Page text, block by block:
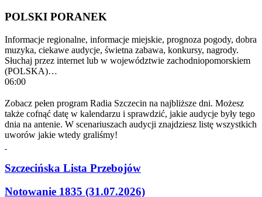
POLSKI PORANEK
Informacje regionalne, informacje miejskie, prognoza pogody, dobra
muzyka, ciekawe audycje, świetna zabawa, konkursy, nagrody.
Słuchaj przez internet lub w województwie zachodniopomorskiem
(POLSKA)…
06:00
Zobacz pełen program Radia Szczecin na najbliższe dni. Możesz
także cofnąć datę w kalendarzu i sprawdzić, jakie audycje były tego
dnia na antenie. W scenariuszach audycji znajdziesz listę wszystkich
uworów jakie wtedy graliśmy!
Szczecińska Lista Przebojów
Notowanie 1835 (31.07.2026)